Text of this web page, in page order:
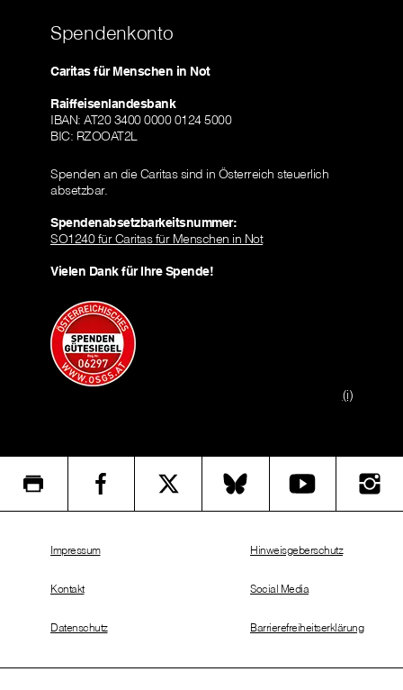
Spendenkonto
Caritas für Menschen in Not
Raiffeisenlandesbank
IBAN: AT20 3400 0000 0124 5000
BIC: RZOOAT2L
Spenden an die Caritas sind in Österreich steuerlich
absetzbar.
Spendenabsetzbarkeitsnummer:
SO1240 für Caritas für Menschen in Not
Vielen Dank für Ihre Spende!
(i)
Impressum
Kontakt
Datenschutz
Hinweisgeberschutz
Social Media
Barrierefreiheitserklärung